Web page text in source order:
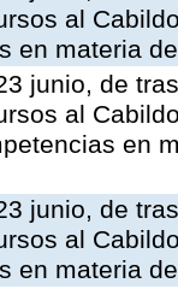
al
en materia
junio, de
al
en
junio, de
al
en materia